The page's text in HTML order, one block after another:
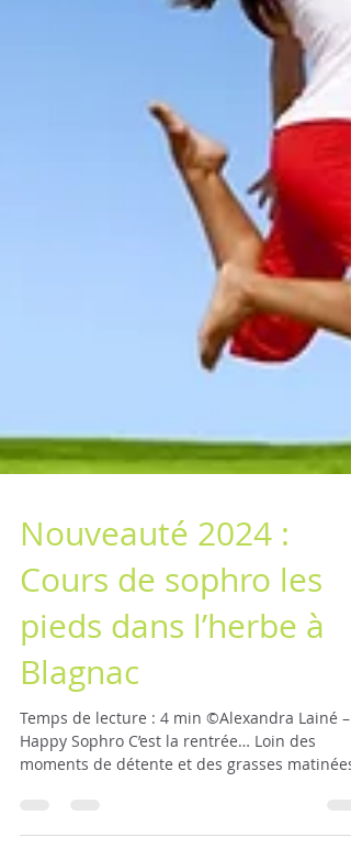
Nouveauté 2024 :
Cours de sophro les
pieds dans l’herbe à
Blagnac
Temps de lecture : 4 min ©Alexandra Lainé –
Happy Sophro C’est la rentrée… Loin des